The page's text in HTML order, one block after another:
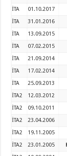
İTA
01.10.2017
İTA
31.01.2016
İTA
13.09.2015
İTA
07.02.2015
İTA
21.09.2014
İTA
17.02.2014
İTA
25.09.2013
İTA2
12.03.2012
İTA2
09.10.2011
İTA2
23.04.2006
İTA2
19.11.2005
İTA2
23.01.2005